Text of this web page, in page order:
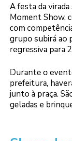
A festa da
Moment Show,
com
grupo subirá ao
regressiva para
Durante o
prefeitura,
junto à praça.
geladas e